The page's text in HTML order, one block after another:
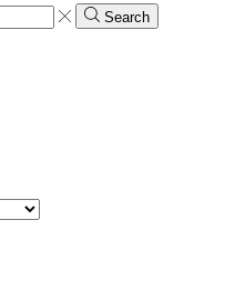
Search